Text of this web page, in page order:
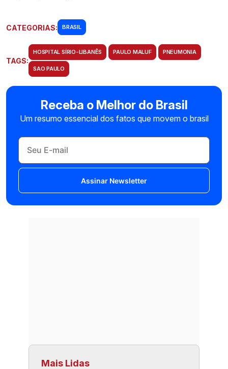
CATEGORIAS: BRASIL
TAGS:
HOSPITAL SÍRIO-LIBANÊS PAULO MALUF PNEUMONIA
SAO PAULO
Receba o Melhor do Brasil
Um resumo essencial dos fatos que movem o brasil
Assinar Newsletter
Mais Lidas